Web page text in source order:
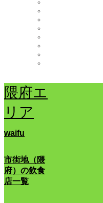
隈府エ
リア
waifu
市街地（隈
府）の飲食
店一覧